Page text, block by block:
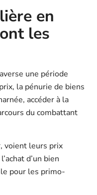
en
les
une période
la pénurie de biens
accéder à la
du combattant
voient leurs prix
d’un bien
pour les primo-